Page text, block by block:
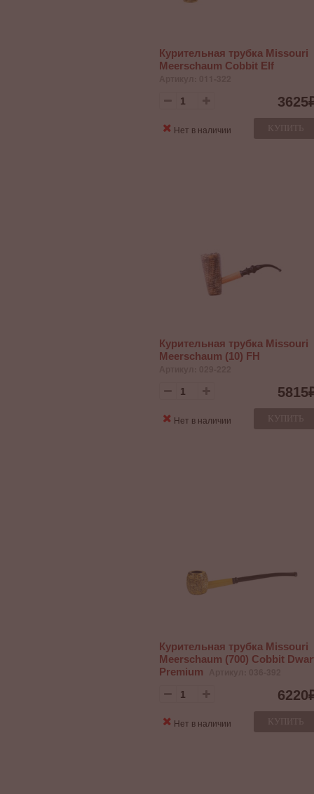
Курительная трубка Missouri
Meerschaum Cobbit Elf
3625
КУПИТЬ
Нет в наличии
Курительная трубка Missouri
Meerschaum (10) FH
5815
КУПИТЬ
Нет в наличии
Курительная трубка Missouri
Meerschaum (700) Cobbit
Premium
6220
КУПИТЬ
Нет в наличии